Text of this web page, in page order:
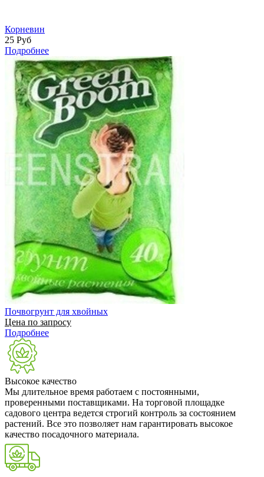
Корневин
25 Руб
Подробнее
Почвогрунт для хвойных
Цена по запросу
Подробнее
Высокое качество
Мы длительное время работаем с постоянными,
проверенными поставщиками. На торговой площадке
садового центра ведется строгий контроль за состоянием
растений. Все это позволяет нам гарантировать высокое
качество посадочного материала.